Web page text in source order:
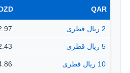
QAR
2 ريال قطرى 72.97
5 ريال قطرى 182.43
10 ريال قطرى 364.86